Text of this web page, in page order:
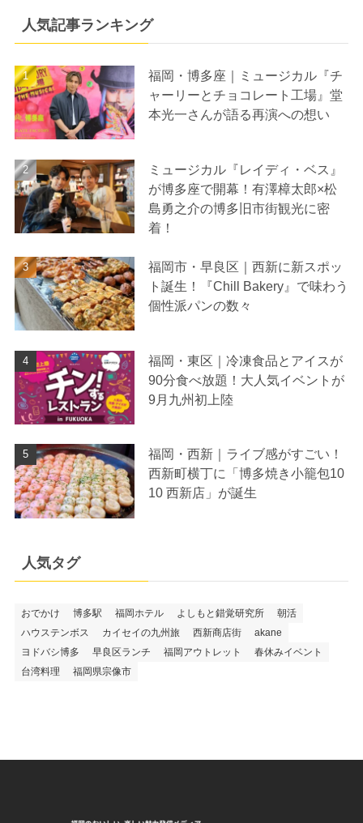
人気記事ランキング
福岡・博多座｜ミュージカル『チ
ャーリーとチョコレート工場』堂
本光一さんが語る再演への想い
ミュージカル『レイディ・ベス』
が博多座で開幕！有澤樟太郎×松
島勇之介の博多旧市街観光に密
着！
福岡市・早良区｜西新に新スポッ
ト誕生！『Chill Bakery』で味わう
個性派パンの数々
福岡・東区｜冷凍食品とアイスが
90分食べ放題！大人気イベントが
9月九州初上陸
福岡・西新｜ライブ感がすごい！
西新町横丁に「博多焼き小籠包10
10 西新店」が誕生
人気タグ
おでかけ 博多駅 福岡ホテル よしもと錯覚研究所
朝活
ハウステンボス
カイセイの九州旅 西新商店街
akane
ヨドバシ博多
早良区ランチ 福岡アウトレット
春休みイベント
台湾料理
福岡県宗像市